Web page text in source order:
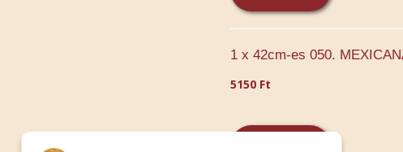
1 x 42cm-es 050.
5150 Ft